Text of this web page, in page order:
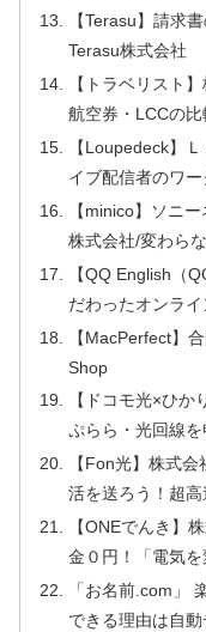
【Terasu】請求
Terasu株式会社
【トラベリスト
航空券・LCCの
【Loupedeck】
イブ配信者のワ
【minico】ソニ
株式会社/変わら
【QQ English（
だわったオンラ
【MacPerfect】
Shop
【ドコモ光×ひ
ぷらら・光回線
【Fon光】株式
活を送ろう！超
【ONEでんき】
金０円！「電気
「お名前.com」
できる理由は自